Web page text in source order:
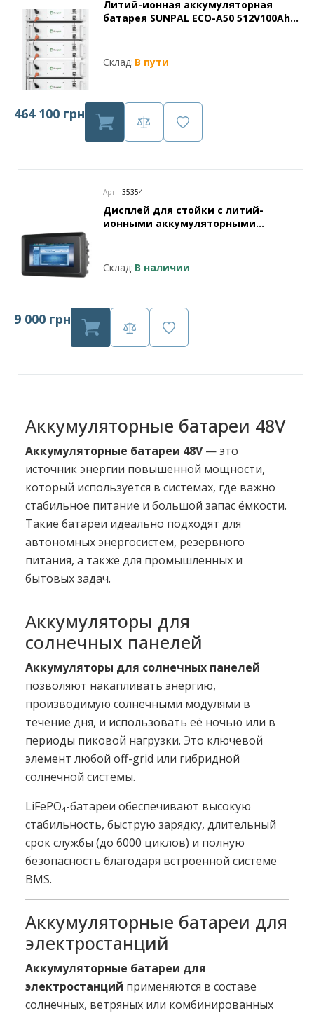
Литий-ионная аккумуляторная
батарея SUNPAL ECO-A50 512V100Ah
Склад: В пути
464 100 грн
Арт.: 35354
Дисплей для стойки с литий-
ионными аккумуляторными
Склад: В наличии
9 000 грн
Аккумуляторные батареи 48V
Аккумуляторные батареи 48V— это
источник энергии повышенной мощности,
который используется в системах, где важно
стабильное питание и большой запас ёмкости.
Такие батареи идеально подходят для
автономных энергосистем, резервного
питания, а также для промышленных и
бытовых задач.
Аккумуляторы для
солнечных панелей
Аккумуляторы для солнечных панелей
позволяют накапливать энергию,
производимую солнечными модулями в
течение дня, и использовать её ночью или в
периоды пиковой нагрузки. Это ключевой
элемент любой off-grid или гибридной
солнечной системы.
LiFePO₄-батареи обеспечивают высокую
стабильность, быструю зарядку, длительный
срок службы (до 6000 циклов) и полную
безопасность благодаря встроенной системе
BMS.
Аккумуляторные батареи для
электростанций
Аккумуляторные батареи для
электростанций применяются в составе
солнечных, ветряных или комбинированных